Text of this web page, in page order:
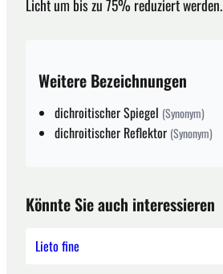
Licht um bis zu 75% reduziert werden.
Weitere Bezeichnungen
dichroitischer Spiegel (Synonym)
dichroitischer Reflektor (Synonym)
Könnte Sie auch interessieren
Lieto fine